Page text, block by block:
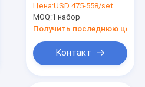
андроида школ
Цена:USD 475-558/set
MOQ:1 набор
Получить последнюю цену
Контакт